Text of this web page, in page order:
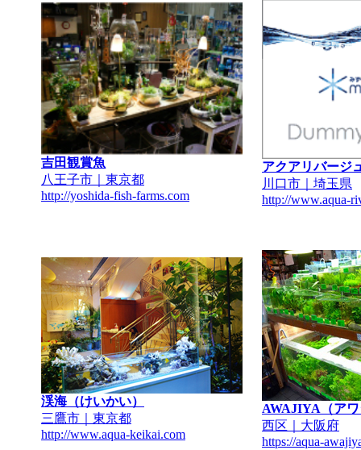
吉田観賞魚
八王子市｜東京都
http://yoshida-fish-farms.com
アクアリバージ
川口市｜埼玉県
http://www.aqua-
渓海（けいかい）
三鷹市｜東京都
http://www.aqua-keikai.com
AWAJIYA（ア
西区｜大阪府
https://aqua-